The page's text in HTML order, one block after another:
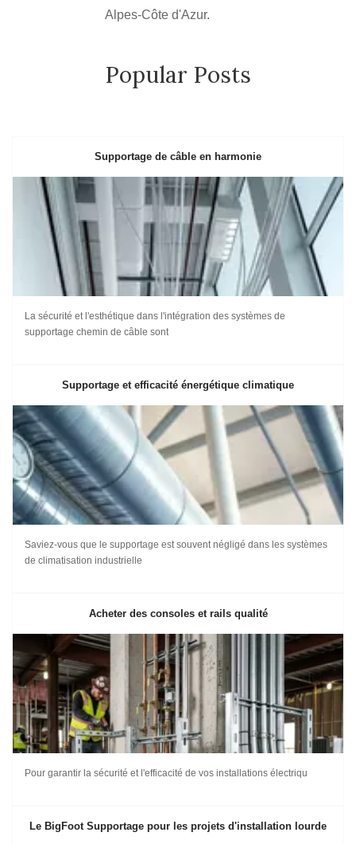
Alpes-Côte d'Azur.
Popular Posts
Supportage de câble en harmonie
La sécurité et l'esthétique dans l'intégration des systèmes de
supportage chemin de câble sont
Supportage et efficacité énergétique climatique
Saviez-vous que le supportage est souvent négligé dans les systèmes
de climatisation industrielle
Acheter des consoles et rails qualité
Pour garantir la sécurité et l'efficacité de vos installations électriqu
Le BigFoot Supportage pour les projets d'installation lourde